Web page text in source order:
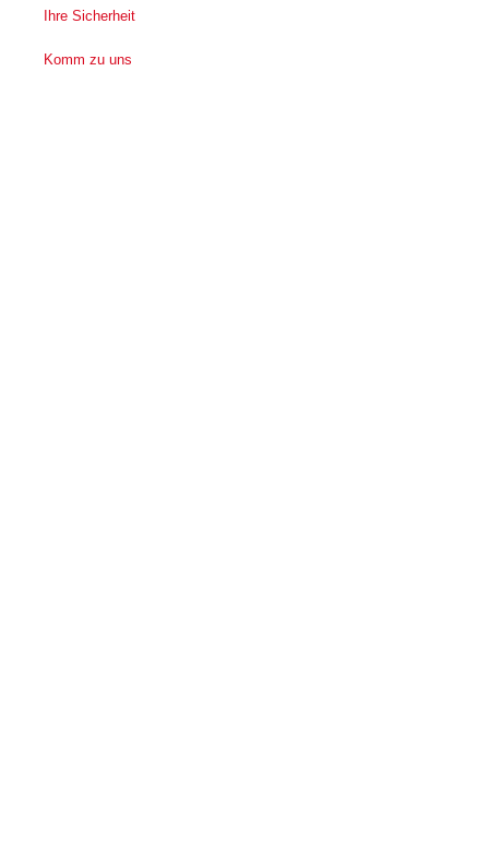
Ihre Sicherheit
Komm zu uns